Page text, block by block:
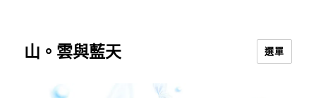
山。雲與藍天 選單